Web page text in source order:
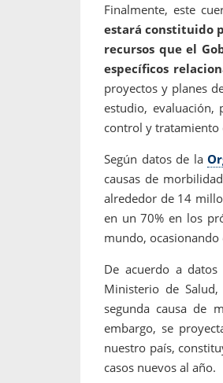
Finalmente, este
estará constituido
recursos que el
específicos
proyectos y planes
estudio, evaluación,
control y tratamiento
Según datos de la
causas de
alrededor de 14
en un 70% en los
mundo,
De acuerdo a datos
Ministerio de
segunda causa de
embargo, se
nuestro país,
casos nuevos al año.